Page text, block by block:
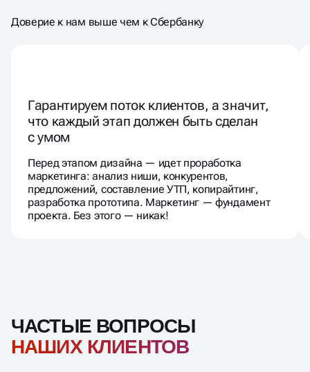
Доверие к нам выше чем к Сбербанку
Гарантируем поток клиентов, а значит,
что каждый этап должен быть сделан
с умом
Перед этапом дизайна — идет проработка
маркетинга: анализ ниши, конкурентов,
предложений, составление УТП, копирайтинг,
разработка прототипа. Маркетинг — фундамент
проекта. Без этого — никак!
ЧАСТЫЕ ВОПРОСЫ
НАШИХ КЛИЕНТОВ